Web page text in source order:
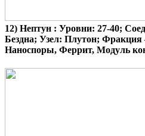
12) Нептун : Уровни: 27-40;
Бездна; Узел: Плутон; Фракция
Наноспоры, Феррит, Модуль